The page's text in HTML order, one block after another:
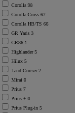
Corolla 98
Corolla Cross 67
Corolla HB/TS 66
GR Yaris 3
GR86 1
Highlander5
Hilux 5
Land Cruiser2
Mirai 0
Prius 7
Prius + 0
Prius Plug-in 5